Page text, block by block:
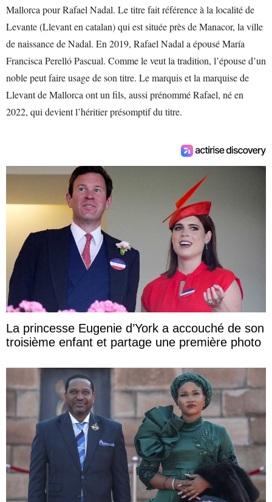
Mallorca pour Rafael Nadal. Le titre fait référence à la localité de
Levante (Llevant en catalan) qui est située près de Manacor, la ville
de naissance de Nadal. En 2019, Rafael Nadal a épousé María
Francisca Perelló Pascual. Comme le veut la tradition, l’épouse d’un
noble peut faire usage de son titre. Le marquis et la marquise de
Llevant de Mallorca ont un fils, aussi prénommé Rafael, né en
2022, qui devient l’héritier présomptif du titre.
La princesse Eugenie d’York a accouché de son
troisième enfant et partage une première photo